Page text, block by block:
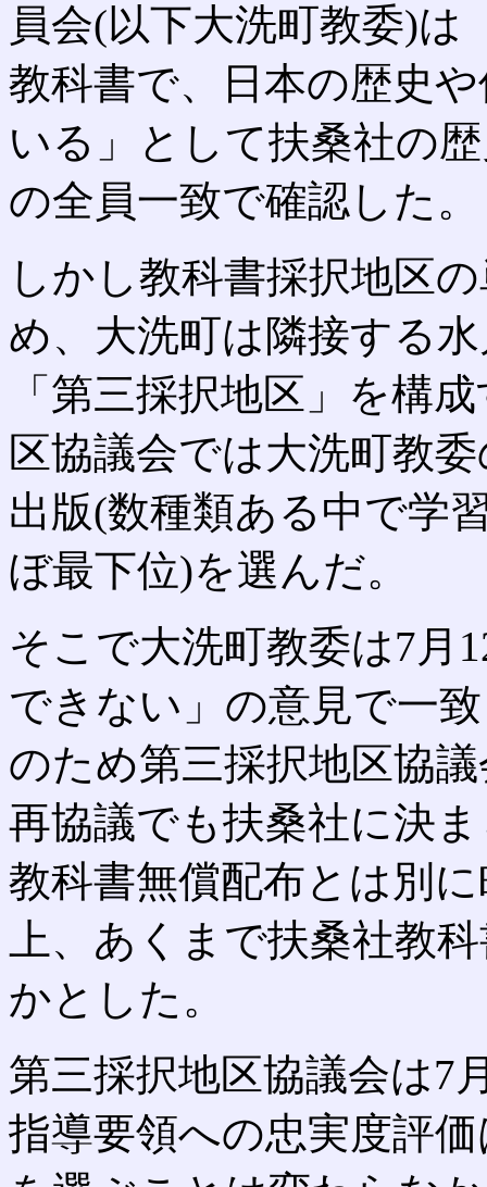
員会(以下大洗町教委)は
教科書で、日本の歴史
いる」として扶桑社の
の全員一致で確認した。
しかし教科書採択地区
め、大洗町は隣接する
「第三採択地区」を構
区協議会では大洗町教
出版(数種類ある中で学
ぼ最下位)を選んだ。
そこで大洗町教委は7月
できない」の意見で一
のため第三採択地区協
再協議でも扶桑社に決
教科書無償配布とは別
上、あくまで扶桑社教
かとした。
第三採択地区協議会は7
指導要領への忠実度評